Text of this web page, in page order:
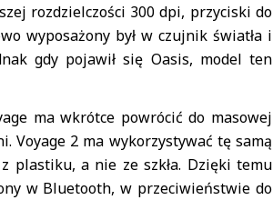
rozdzielczości 300 dpi, przyciski do
wyposażony był w czujnik światła i
gdy pojawił się Oasis, model ten
ma wkrótce powrócić do masowej
Voyage 2 ma wykorzystywać tę samą
plastiku, a nie ze szkła. Dzięki temu
w Bluetooth, w przeciwieństwie do